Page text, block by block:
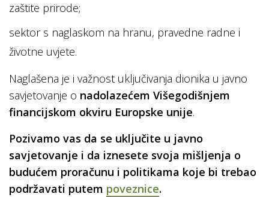
zaštite prirode;
sektor s naglaskom na hranu, pravedne radne i
životne uvjete.
Naglašena je i važnost uključivanja dionika u javno
savjetovanje o nadolazećem Višegodišnjem
financijskom okviru Europske unije.
Pozivamo vas da se uključite u javno
savjetovanje i da iznesete svoja mišljenja o
budućem proračunu i politikama koje bi trebao
podržavati putem poveznice.